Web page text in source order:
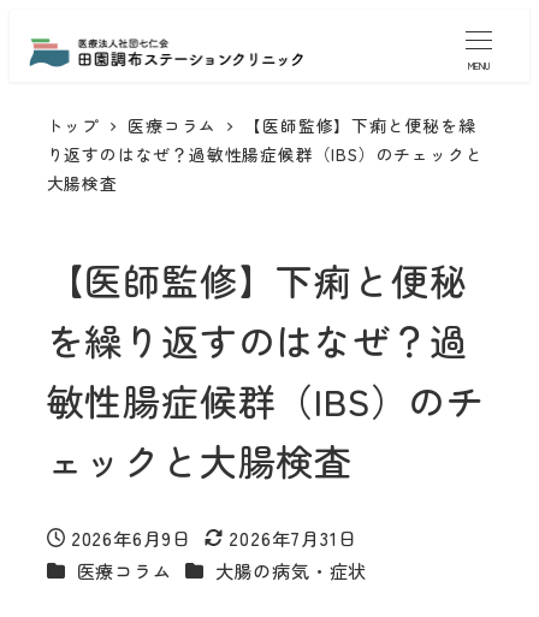
MENU
トップ 医療コラム
【医師監修】下痢と便秘を繰
り返すのはなぜ？過敏性腸症候群（IBS）のチェックと
大腸検査
【医師監修】下痢と便秘
を繰り返すのはなぜ？過
敏性腸症候群（IBS）のチ
ェックと大腸検査
投稿日
2026年6月9日
更新日
2026年7月31日
カテゴリー
医療コラム カテゴリー
大腸の病気・症状